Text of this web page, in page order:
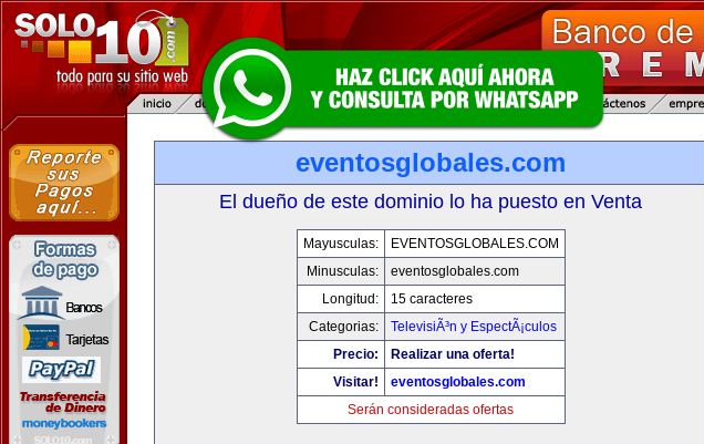
eventosglobales.com
El dueño de este dominio lo ha puesto en Venta
Mayusculas:
EVENTOSGLOBALES.COM
Minusculas:
eventosglobales.com
Longitud:
15 caracteres
Categorias:
TelevisiÃ³n y EspectÃ¡culos
Precio:
Realizar una oferta!
Visitar!
eventosglobales.com
Serán consideradas ofertas